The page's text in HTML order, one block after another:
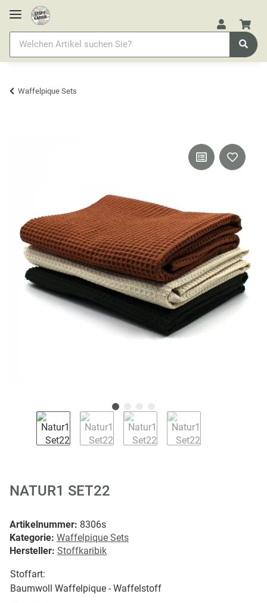
Waffelpique Sets
NATUR1 SET22
Artikelnummer: 8306s
Kategorie: Waffelpique Sets
Hersteller: Stoffkaribik
Stoffart:
Baumwoll Waffelpique - Waffelstoff